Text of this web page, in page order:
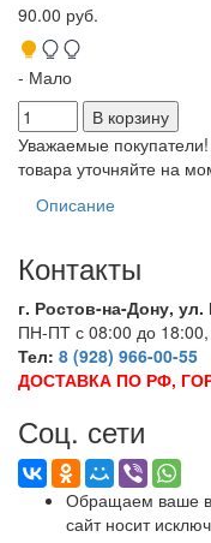
90.00 руб.
- Мало
Уважаемые
товара уточняйте на
Описание
Контакты
г. Ростов-на-Дону,
ПН-ПТ с 08:00 до
Тел: 8 (928) 966-00-55
ДОСТАВКА ПО РФ,
Соц. сети
Обращаем ваше
сайт носит